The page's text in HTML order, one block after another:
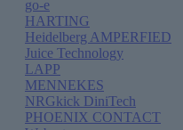
go-e
HARTING
Heidelberg AMPERFIED
Juice Technology
LAPP
MENNEKES
NRGkick DiniTech
PHOENIX CONTACT